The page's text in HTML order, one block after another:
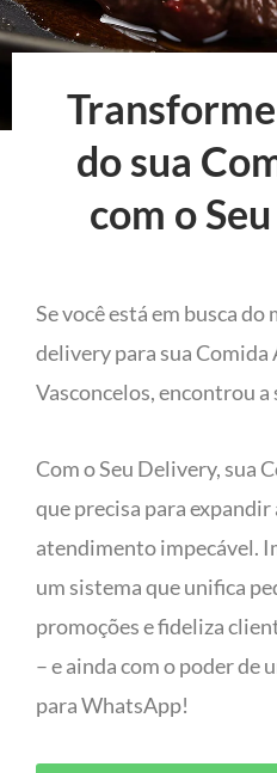
do sua
com o
Se você está em busca
delivery para sua Comida
Vasconcelos, encontrou
Com o Seu Delivery, sua
que precisa para expandir
atendimento impecável.
um sistema que unifica
promoções e fideliza
– e ainda com o poder
para WhatsApp!